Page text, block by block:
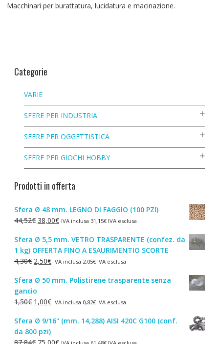
Macchinari per burattatura, lucidatura e macinazione.
Categorie
VARIE
SFERE PER INDUSTRIA
SFERE PER OGGETTISTICA
SFERE PER GIOCHI HOBBY
Prodotti in offerta
Sfera Ø 48 mm. LEGNO DI FAGGIO (100 PZI)
44,52€ Il
originale
era:
44,52€.
38,00€Il
attuale
è:
38,00€.
IVA inclusa 31,15€IVA esclusa
Sfera Ø 5,5 mm. VETRO TRASPARENTE (confez. da
1 kg) OFFERTA FINO A ESAURIMENTIO SCORTE
4,30€ Il
originale
era:
4,30€.
2,50€Il
attuale
2,50€.
IVA inclusa 2,05€IVA esclusa
Sfera Ø 50 mm. Polistirene trasparente senza
gancio
1,50€ Il
originale
era:
1,00€Il
attuale
è:
IVA inclusa 0,82€IVA esclusa
Sfera Ø 9/16" (mm. 14,288) AISI 420C G100 (conf.
da 800 pzi)
Il
Il